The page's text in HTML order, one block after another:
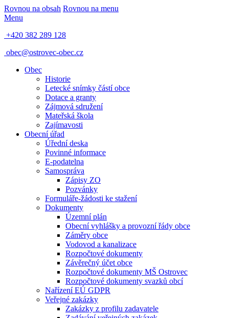
Rovnou na obsah Rovnou na menu
Menu
+420 382 289 128
obec@ostrovec-obec.cz
Obec
Historie
Letecké snímky částí obce
Dotace a granty
Zájmová sdružení
Mateřská škola
Zajímavosti
Obecní úřad
Úřední deska
Povinné informace
E-podatelna
Samospráva
Zápisy ZO
Pozvánky
Formuláře-žádosti ke stažení
Dokumenty
Územní plán
Obecní vyhlášky a provozní řády obce
Záměry obce
Vodovod a kanalizace
Rozpočtové dokumenty
Závěrečný účet obce
Rozpočtové dokumenty MŠ Ostrovec
Rozpočtové dokumenty svazků obcí
Nařízení EÚ GDPR
Veřejné zakázky
Zakázky z profilu zadavatele